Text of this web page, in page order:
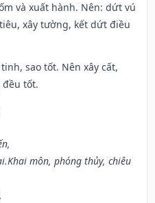
và xuất hành. Nên: dứt vú
xây tường, kết dứt điều
sao tốt. Nên xây cất,
đều tốt.
môn, phóng thủy, chiêu